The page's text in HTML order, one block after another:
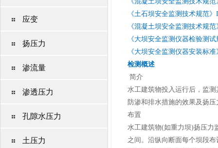
应变
扬压力
渗流量
渗透压力
孔隙水压力
土压力
《土石坝安全监测技术规范
《混凝土坝安全监测技术规
《大坝安全监测仪器检验测
《大坝安全监测仪器安装标准
检测概述
简介
水工建筑物投入运行后，监
防渗和排水措施的效果及扬
布置
水工建筑物(如重力坝)扬压力
之间。沿纵向断面每个坝段